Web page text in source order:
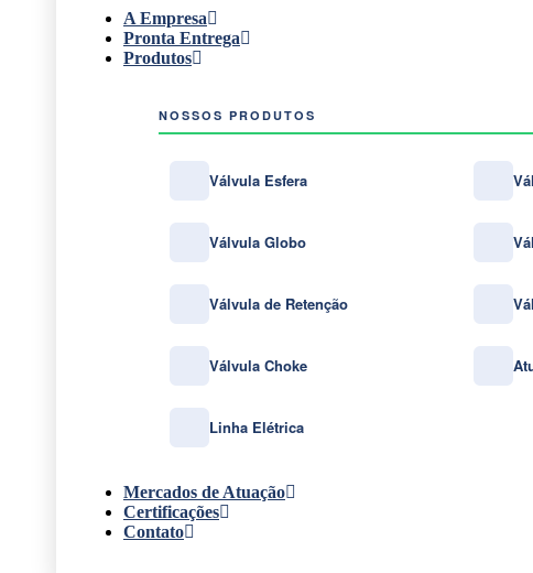
A Empresa
Pronta Entrega
Produtos
NOSSOS PRODUTOS
Válvula Esfera
Válvula Globo
Válvula de Retenção
Válvula Choke
Linha Elétrica
Mercados de Atuação
Certificações
Contato